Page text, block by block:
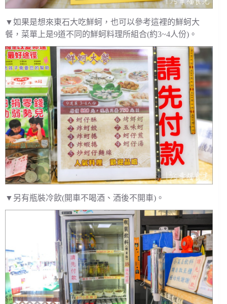
▼如果是想來東石大吃鮮蚵，也可以參考這裡的鮮蚵大
餐，菜單上是9道不同的鮮蚵料理所組合(約3~4人份)。
▼另有瓶裝冷飲(開車不喝酒、酒後不開車)。